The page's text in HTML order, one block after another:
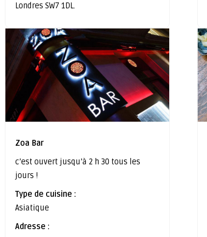
Londres SW7 1DL.
Zoa Bar
c’est ouvert jusqu’à 2 h 30 tous les
jours !
Type de cuisine :
Asiatique
Adresse :